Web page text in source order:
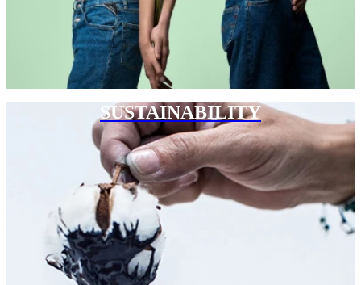
SUSTAINABILITY